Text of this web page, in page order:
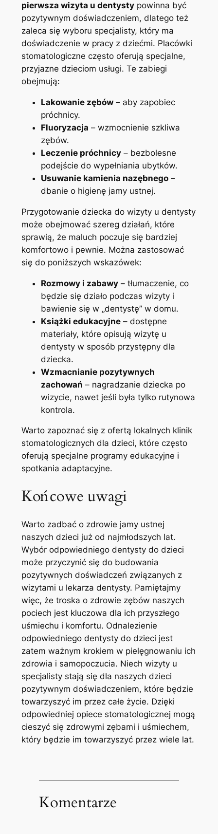
pierwsza ‌wizyta u dentystypowinna być
pozytywnym doświadczeniem, dlatego też‍
zaleca się⁢ wyboru‍ specjalisty, który ma​
doświadczenie w pracy z dziećmi. Placówki
‍stomatologiczne często⁤ oferują specjalne,
przyjazne‌ dzieciom usługi.‌ Te zabiegi
obejmują:
Lakowanie zębów– ⁣aby zapobiec
próchnicy.
Fluoryzacja – wzmocnienie szkliwa
zębów.
Leczenie próchnicy– bezbolesne
podejście do wypełniania ubytków.
Usuwanie‌ kamienia nazębnego–
dbanie o ⁢higienę jamy ustnej.
Przygotowanie ⁤dziecka‍ do ‍wizyty u‌ dentysty
może ⁣obejmować​ szereg działań,‌ które ​
sprawią,⁢ że maluch poczuje się bardziej
komfortowo i pewnie. Można⁤ zastosować⁣
się do poniższych wskazówek:
Rozmowy⁣ i zabawy– tłumaczenie,⁣ co
‌będzie​ się ‌działo podczas wizyty i
bawienie się w „dentystę” ‍w⁣ domu.
Książki edukacyjne– dostępne
materiały, które opisują wizytę u
dentysty w‌ sposób przystępny ​dla
‍dziecka.
Wzmacnianie pozytywnych
zachowań – nagradzanie dziecka ⁢po
⁢wizycie, nawet ‌jeśli ‌była⁣ tylko ⁢rutynowa
kontrola.
Warto zapoznać się z ofertą lokalnych klinik
stomatologicznych dla dzieci, które ‌często
oferują specjalne programy⁢ edukacyjne i
spotkania adaptacyjne.
Końcowe uwagi
Warto zadbać o zdrowie jamy ustnej
⁤naszych dzieci​ już od najmłodszych‍ lat.
Wybór odpowiedniego dentysty do dzieci
może ⁢przyczynić się do ‌budowania
pozytywnych doświadczeń ⁤związanych ⁢z
⁣wizytami‍ u lekarza dentysty.‌ Pamiętajmy⁤
więc, ⁣że troska o ​zdrowie zębów‍ naszych
pociech jest kluczowa dla‍ ich przyszłego
⁣uśmiechu i komfortu. Odnalezienie
odpowiedniego​ dentysty⁤ do ‍dzieci ​jest
‌zatem ważnym⁤ krokiem w pielęgnowaniu ich
zdrowia i samopoczucia. Niech ​wizyty ⁢u⁢
specjalisty⁣ stają się‍ dla⁤ naszych dzieci
pozytywnym doświadczeniem, które będzie
towarzyszyć im‌ przez‌ całe życie. Dzięki⁢
odpowiedniej opiece stomatologicznej mogą​
cieszyć ⁣się⁣ zdrowymi zębami i‍ uśmiechem,
który będzie‌ im​ towarzyszyć przez wiele lat.
Komentarze